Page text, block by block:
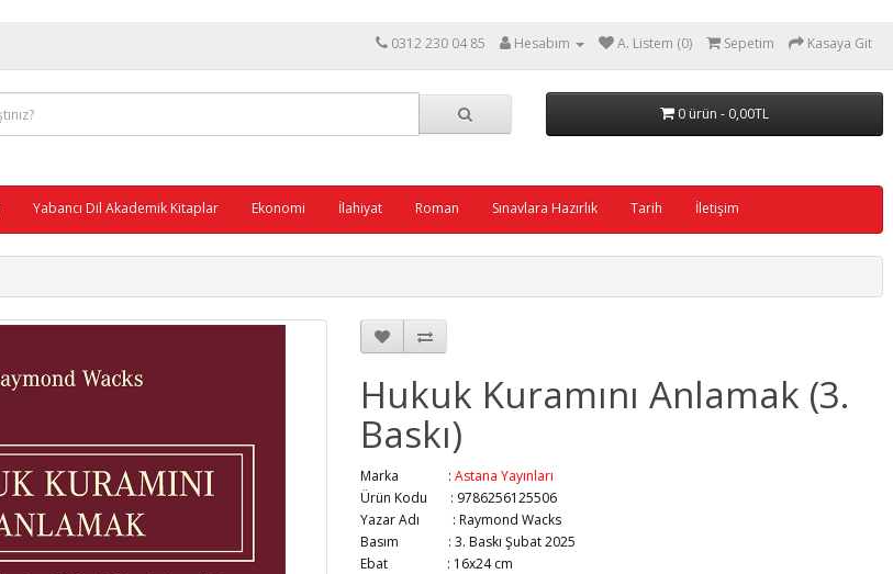
0312 230 04 85
Hesabım A. Listem (0) Sepetim Kasaya Git
0 ürün - 0,00TL
Yabancı Dil Akademik Kitaplar Ekonomi İlahiyat Roman Sınavlara Hazırlık Tarih İletişim
Hukuk Kuramını Anlamak (3.
Baskı)
Marka : Astana Yayınları
Ürün Kodu : 9786256125506
Yazar Adı : Raymond Wacks
Basım : 3. Baskı Şubat 2025
Ebat : 16x24 cm